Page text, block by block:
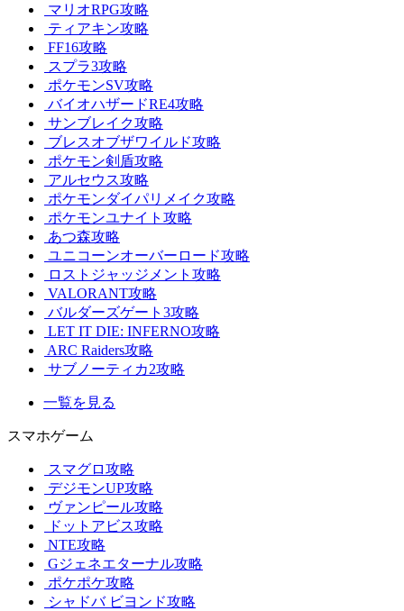
マリオRPG攻略
ティアキン攻略
FF16攻略
スプラ3攻略
ポケモンSV攻略
バイオハザードRE4攻略
サンブレイク攻略
ブレスオブザワイルド攻略
ポケモン剣盾攻略
アルセウス攻略
ポケモンダイパリメイク攻略
ポケモンユナイト攻略
あつ森攻略
ユニコーンオーバーロード攻略
ロストジャッジメント攻略
VALORANT攻略
バルダーズゲート3攻略
LET IT DIE: INFERNO攻略
ARC Raiders攻略
サブノーティカ2攻略
一覧を見る
スマホゲーム
スマグロ攻略
デジモンUP攻略
ヴァンピール攻略
ドットアビス攻略
NTE攻略
Gジェネエターナル攻略
ポケポケ攻略
シャドバ ビヨンド攻略